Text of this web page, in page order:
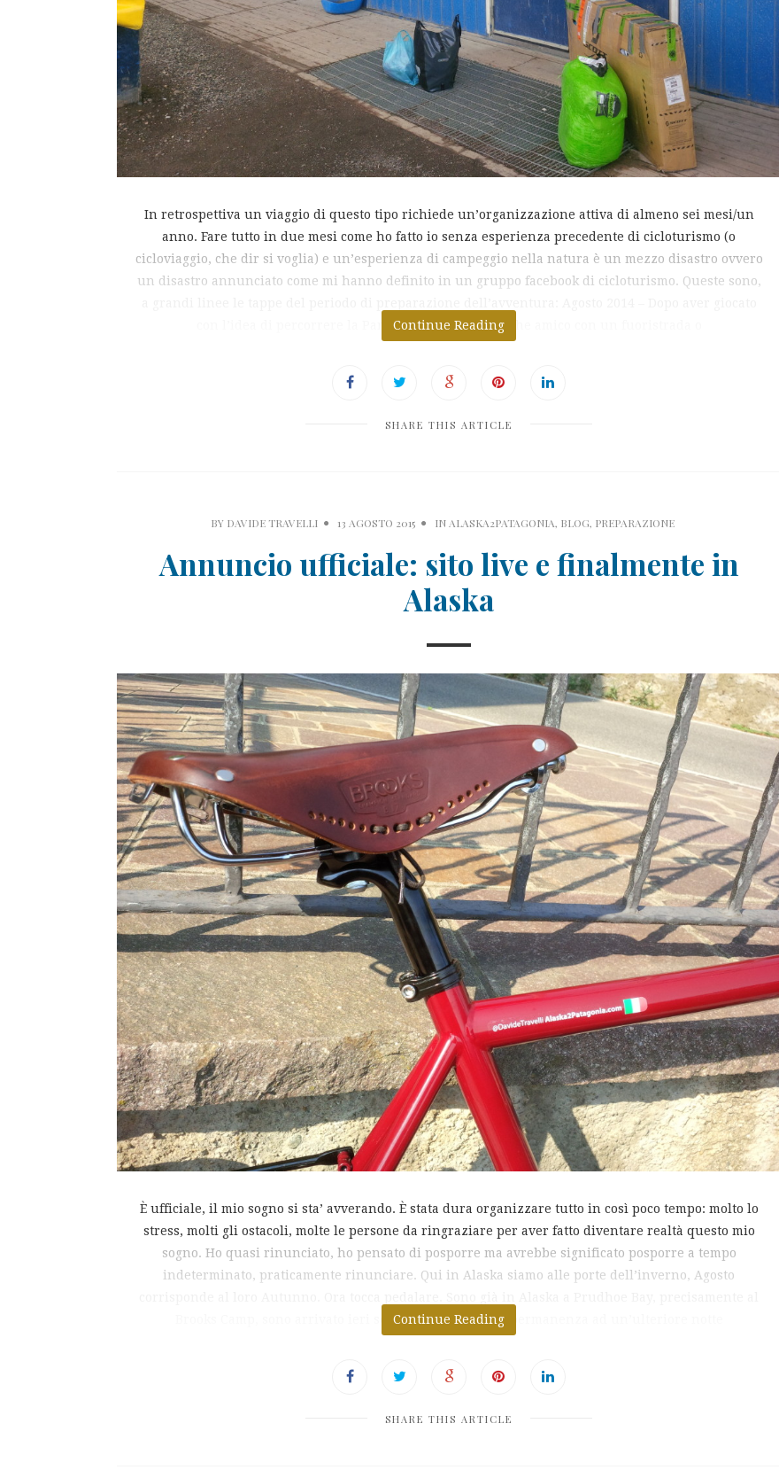
In retrospettiva un viaggio di questo tipo richiede un’organizzazione attiva di almeno sei mesi/un
anno. Fare tutto in due mesi come ho fatto io senza esperienza precedente di cicloturismo (o
cicloviaggio, che dir si voglia) e un’esperienza di campeggio nella natura è un mezzo disastro ovvero
un disastro annunciato come mi hanno definito in un gruppo facebook di cicloturismo. Queste sono,
con l’idea di percorrere la Panamericana con qualche amico con un fuoristrada o
Continue Reading
SHARE THIS ARTICLE
BY DAVIDE TRAVELLI 13 AGOSTO 2015 IN ALASKA2PATAGONIA, BLOG, PREPARAZIONE
Annuncio ufficiale: sito live e finalmente in
Alaska
È ufficiale, il mio sogno si sta’ avverando. È stata dura organizzare tutto in così poco tempo: molto lo
stress, molti gli ostacoli, molte le persone da ringraziare per aver fatto diventare realtà questo mio
sogno. Ho quasi rinunciato, ho pensato di posporre ma avrebbe significato posporre a tempo
indeterminato, praticamente rinunciare. Qui in Alaska siamo alle porte dell’inverno, Agosto
Brooks Camp, sono arrivato ieri sera, ho esteso la mia permanenza ad un’ulteriore notte
Continue Reading
SHARE THIS ARTICLE